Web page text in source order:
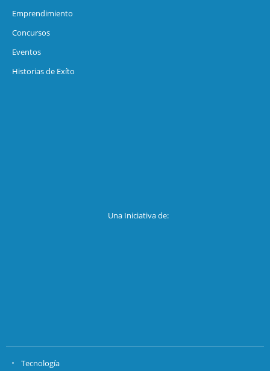
Emprendimiento
Concursos
Eventos
Historias de Exíto
Una Iniciativa de:
Tecnología